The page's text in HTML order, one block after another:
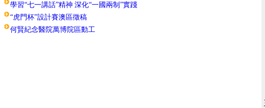
學習“七一講話”精神 深化“一國兩制”實踐
“虎門杯”設計賽澳區徵稿
何賢紀念醫院萬博院區動工